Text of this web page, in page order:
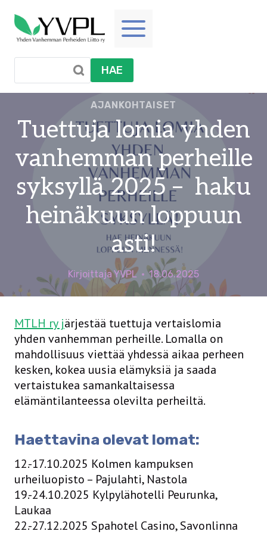
sisältöön
HAE
AJANKOHTAISET
Tuettuja lomia yhden
vanhemman perheille
syksyllä 2025 – haku
heinäkuun loppuun
asti!
KirjoittajaYVPL 18.06.2025
MTLH ry järjestää tuettuja vertaislomia
yhden vanhemman perheille. Lomalla on
mahdollisuus viettää yhdessä aikaa perheen
kesken, kokea uusia elämyksiä ja saada
vertaistukea samankaltaisessa
elämäntilanteessa olevilta perheiltä.
Haettavina olevat lomat:
12.-17.10.2025 Kolmen kampuksen
urheiluopisto – Pajulahti, Nastola
19.-24.10.2025 Kylpylähotelli Peurunka,
Laukaa
22.-27.12.2025 Spahotel Casino, Savonlinna